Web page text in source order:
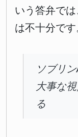
いう答弁で
は不十分です
ソブリ
大事な
る